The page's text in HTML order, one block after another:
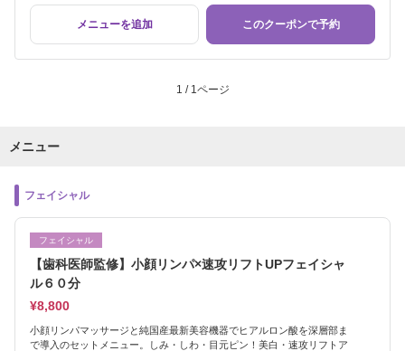
メニューを追加 このクーポンで予約
1 / 1ページ
メニュー
フェイシャル
フェイシャル
【歯科医師監修】小顔リンパ×速攻リフトUPフェイシャ
ル６０分
¥8,800
小顔リンパマッサージと純国産最新美容機器でヒアルロン酸を深層部ま
で導入のセットメニュー。しみ・しわ・目元ピン！美白・速攻リフトア